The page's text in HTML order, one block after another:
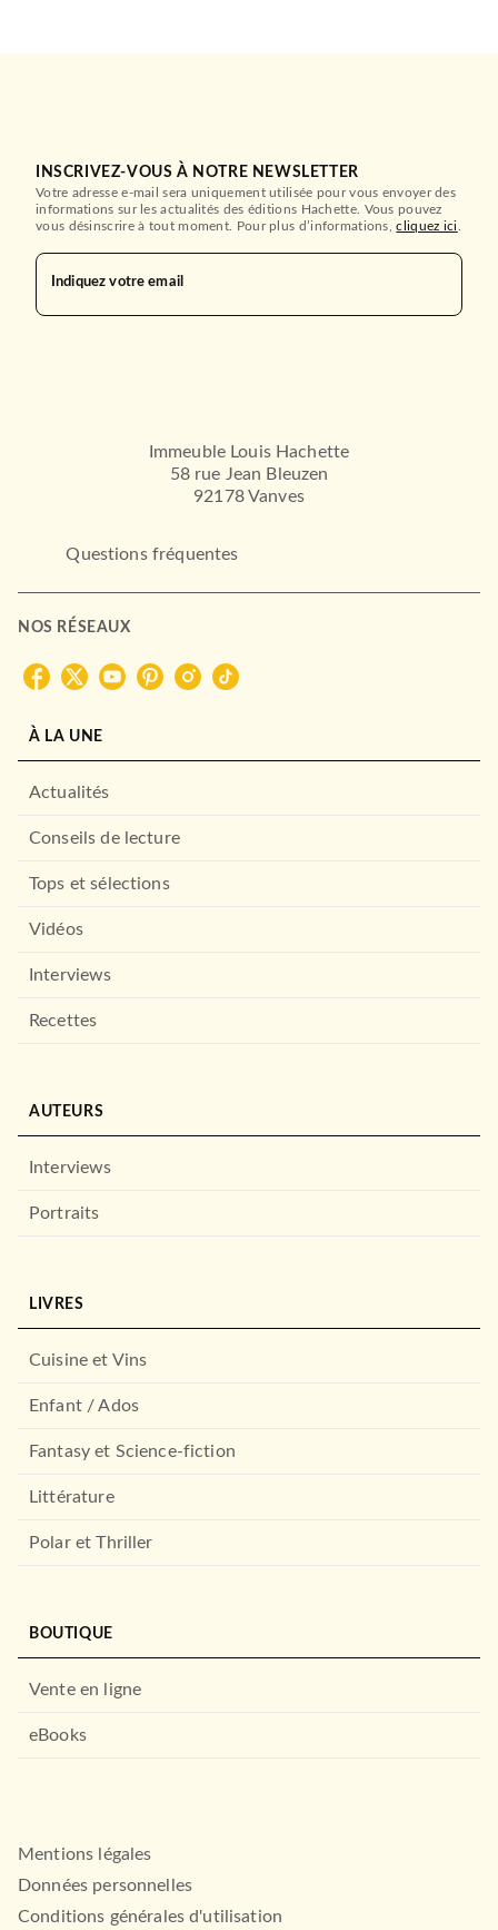
INSCRIVEZ-VOUS À NOTRE NEWSLETTER
Votre adresse e-mail sera uniquement utilisée pour vous envoyer des
informations sur les actualités des éditions Hachette. Vous pouvez
vous désinscrire à tout moment. Pour plus d’informations,cliquez ici
Indiquez votre email
Immeuble Louis Hachette
58 rue Jean Bleuzen
92178 Vanves
Questions fréquentes
NOS RÉSEAUX
À LA UNE
Actualités
Conseils de lecture
Tops et sélections
Vidéos
Interviews
Recettes
AUTEURS
Interviews
Portraits
LIVRES
Cuisine et Vins
Enfant / Ados
Fantasy et Science-fiction
Littérature
Polar et Thriller
BOUTIQUE
Vente en ligne
eBooks
Mentions légales
Données personnelles
Conditions générales d'utilisation